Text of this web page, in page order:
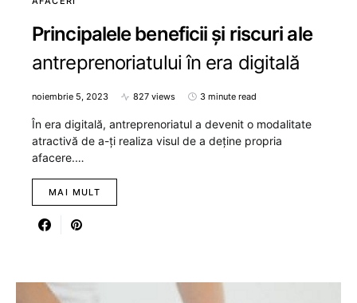
Principalele beneficii și riscuri ale
antreprenoriatului în era digitală
noiembrie 5, 2023 827 views 3 minute read
În era digitală, antreprenoriatul a devenit o modalitate
atractivă de a-ți realiza visul de a deține propria
afacere.…
MAI MULT